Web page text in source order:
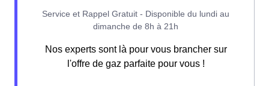
Nos experts sont là pour vous brancher sur
l'offre de gaz parfaite pour vous !